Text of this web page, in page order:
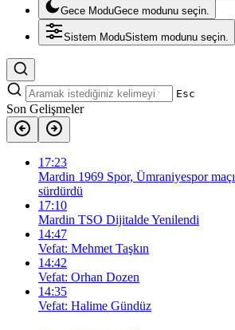
Gece ModuGece modunu seçin.
Sistem ModuSistem modunu seçin.
Esc
Son Gelişmeler
17:23
Mardin 1969 Spor, Ümraniyespor
sürdürdü
17:10
Mardin TSO Dijitalde Yenilendi
14:47
Vefat: Mehmet Taşkın
14:42
Vefat: Orhan Dozen
14:35
Vefat: Halime Gündüz